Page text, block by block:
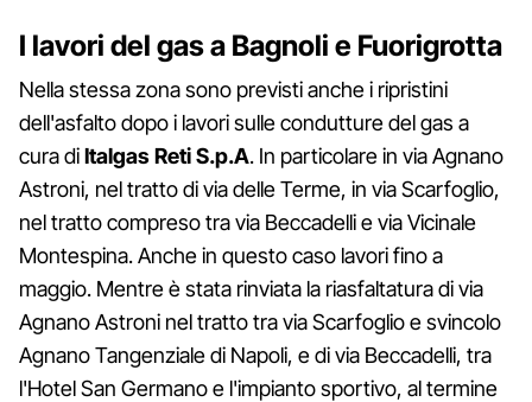
I lavori del gas a Bagnoli e Fuorigrotta
Nella stessa zona sono previsti anche i ripristini
dell'asfalto dopo i lavori sulle condutture del gas a
cura diItalgas Reti S.p.A. In particolare in via Agnano
Astroni, nel tratto di via delle Terme, in via Scarfoglio,
nel tratto compreso tra via Beccadelli e via Vicinale
Montespina. Anche in questo caso lavori fino a
maggio. Mentre è stata rinviata la riasfaltatura di via
Agnano Astroni nel tratto tra via Scarfoglio e svincolo
Agnano Tangenziale di Napoli, e di via Beccadelli, tra
l'Hotel San Germano e l'impianto sportivo, al termine